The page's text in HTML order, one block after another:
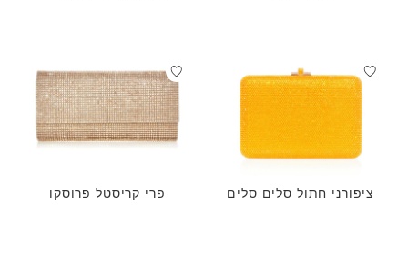
ציפורני חתול סלים סלים פרי קריסטל פרוסקו